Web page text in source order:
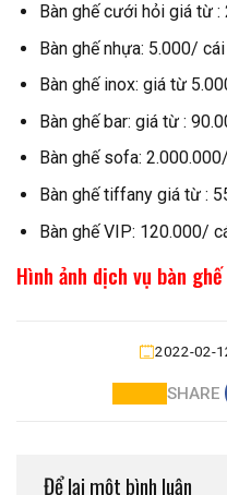
Bàn ghế cưới hỏi giá từ
Bàn ghế nhựa: 5.000/ cái
Bàn ghế inox: giá từ
Bàn ghế bar: giá từ :
Bàn ghế sofa:
Bàn ghế tiffany giá từ :
Bàn ghế VIP: 120.000/
Hình ảnh dịch vụ bàn
2022-02-
SHARE
Để lại một bình luận